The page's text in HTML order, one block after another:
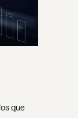
que